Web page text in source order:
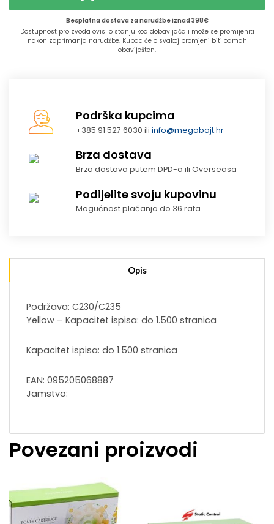
Besplatna dostava za narudžbe iznad 398€
Dostupnost proizvoda ovisi o stanju kod dobavljača i može se promijeniti
nakon zaprimanja narudžbe. Kupac će o svakoj promjeni biti odmah
obaviješten.
Podrška kupcima
+385 91 527 6030 iliinfo@megabajt.hr
Brza dostava
Brza dostava putem DPD-a ili Overseasa
Podijelite svoju kupovinu
Mogućnost plaćanja do 36 rata
Opis
Podržava: C230/C235
Yellow – Kapacitet ispisa: do 1.500 stranica
Kapacitet ispisa: do 1.500 stranica
EAN: 095205068887
Jamstvo:
Povezani proizvodi